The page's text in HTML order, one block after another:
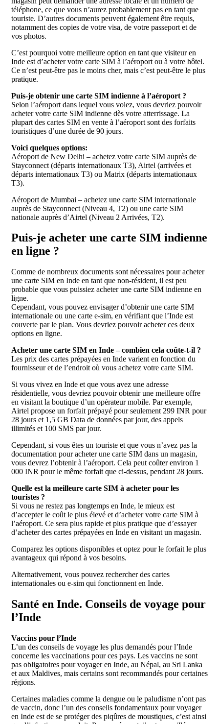
téléphone, ce que vous n’aurez probablement pas en tant que
touriste. D’autres documents peuvent également être requis,
notamment des copies de votre visa, de votre passeport et de
vos photos.
C’est pourquoi votre meilleure option en tant que visiteur en
Inde est d’acheter votre carte SIM à l’aéroport ou à votre hôtel.
Ce n’est peut-être pas le moins cher, mais c’est peut-être le plus
pratique.
Puis-je obtenir une carte SIM indienne à l’aéroport ?
Selon l’aéroport dans lequel vous volez, vous devriez pouvoir
acheter votre carte SIM indienne dès votre atterrissage. La
plupart des cartes SIM en vente à l’aéroport sont des forfaits
touristiques d’une durée de 90 jours.
Voici quelques options:
Aéroport de New Delhi – achetez votre carte SIM auprès de
Stayconnect (départs internationaux T3), Airtel (arrivées et
départs internationaux T3) ou Matrix (départs internationaux
T3).
Aéroport de Mumbai – achetez une carte SIM internationale
auprès de Stayconnect (Niveau 4, T2) ou une carte SIM
nationale auprès d’Airtel (Niveau 2 Arrivées, T2).
Puis-je acheter une carte SIM indienne
en ligne ?
Comme de nombreux documents sont nécessaires pour acheter
une carte SIM en Inde en tant que non-résident, il est peu
probable que vous puissiez acheter une carte SIM indienne en
ligne.
Cependant, vous pouvez envisager d’obtenir une carte SIM
internationale ou une carte e-sim, en vérifiant que l’Inde est
couverte par le plan. Vous devriez pouvoir acheter ces deux
options en ligne.
Acheter une carte SIM en Inde – combien cela coûte-t-il ?
Les prix des cartes prépayées en Inde varient en fonction du
fournisseur et de l’endroit où vous achetez votre carte SIM.
Si vous vivez en Inde et que vous avez une adresse
résidentielle, vous devriez pouvoir obtenir une meilleure offre
en visitant la boutique d’un opérateur mobile. Par exemple,
Airtel propose un forfait prépayé pour seulement 299 INR pour
28 jours et 1,5 GB Data de données par jour, des appels
illimités et 100 SMS par jour.
Cependant, si vous êtes un touriste et que vous n’avez pas la
documentation pour acheter une carte SIM dans un magasin,
vous devrez l’obtenir à l’aéroport. Cela peut coûter environ 1
000 INR pour le même forfait que ci-dessus, pendant 28 jours.
Quelle est la meilleure carte SIM à acheter pour les
touristes ?
Si vous ne restez pas longtemps en Inde, le mieux est
d’accepter le coût le plus élevé et d’acheter votre carte SIM à
l’aéroport. Ce sera plus rapide et plus pratique que d’essayer
d’acheter des cartes prépayées en Inde en visitant un magasin.
Comparez les options disponibles et optez pour le forfait le plus
avantageux qui répond à vos besoins.
Alternativement, vous pouvez rechercher des cartes
internationales ou e-sim qui fonctionnent en Inde.
Santé en Inde. Conseils de voyage pour
l’Inde
Vaccins pour l’Inde
L’un des conseils de voyage les plus demandés pour l’Inde
concerne les vaccinations pour ces pays. Les vaccins ne sont
pas obligatoires pour voyager en Inde, au Népal, au Sri Lanka
et aux Maldives, mais certains sont recommandés pour certaines
régions.
Certaines maladies comme la dengue ou le paludisme n’ont pas
de vaccin, donc l’un des conseils fondamentaux pour voyager
en Inde est de se protéger des piqûres de moustiques, c’est ainsi